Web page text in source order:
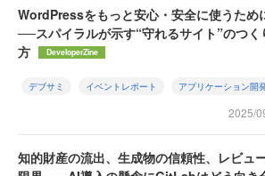
WordPressをもっと安心・安全に使うため
──スパイラルが示す“守れるサイト”のつく
方
DeveloperZine
デブサミ イベントレポート アプリケーション開
2025/
知的財産の流出、生成物の信頼性、レビュ